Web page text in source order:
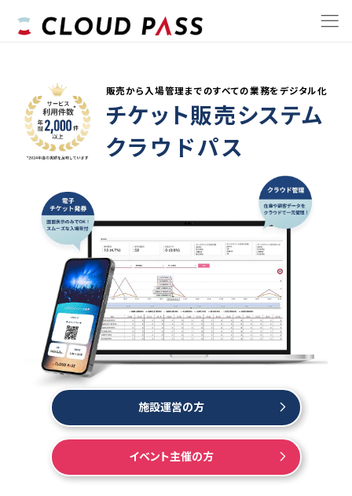
販売から入場管理までのすべての業務をデジタル化
チケット販売システム
クラウドパス
施設運営の方
イベント主催の方